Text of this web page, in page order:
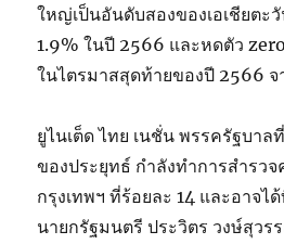
ใหญ่เป็นอันดับสองของเอเชียตะ
1.9% ในปี 2566 และหดตัว
ในไตรมาสสุดท้ายของปี 2566 จ
ยูไนเต็ด ไทย เนชั่น พรรครัฐบาล
ของประยุทธ์ กำลังทำการสำรว
กรุงเทพฯ ที่ร้อยละ 14 และอาจไ
นายกรัฐมนตรี ประวิตร วงษ์สุว